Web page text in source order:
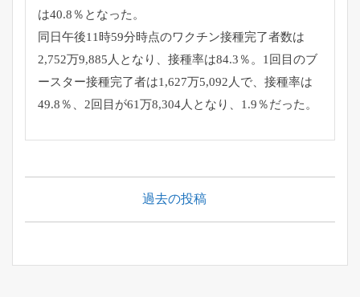
は40.8％となった。
同日午後11時59分時点のワクチン接種完了者数は
2,752万9,885人となり、接種率は84.3％。1回目のブ
ースター接種完了者は1,627万5,092人で、接種率は
49.8％、2回目が61万8,304人となり、1.9％だった。
投
ナ
ゲ
過去の投稿